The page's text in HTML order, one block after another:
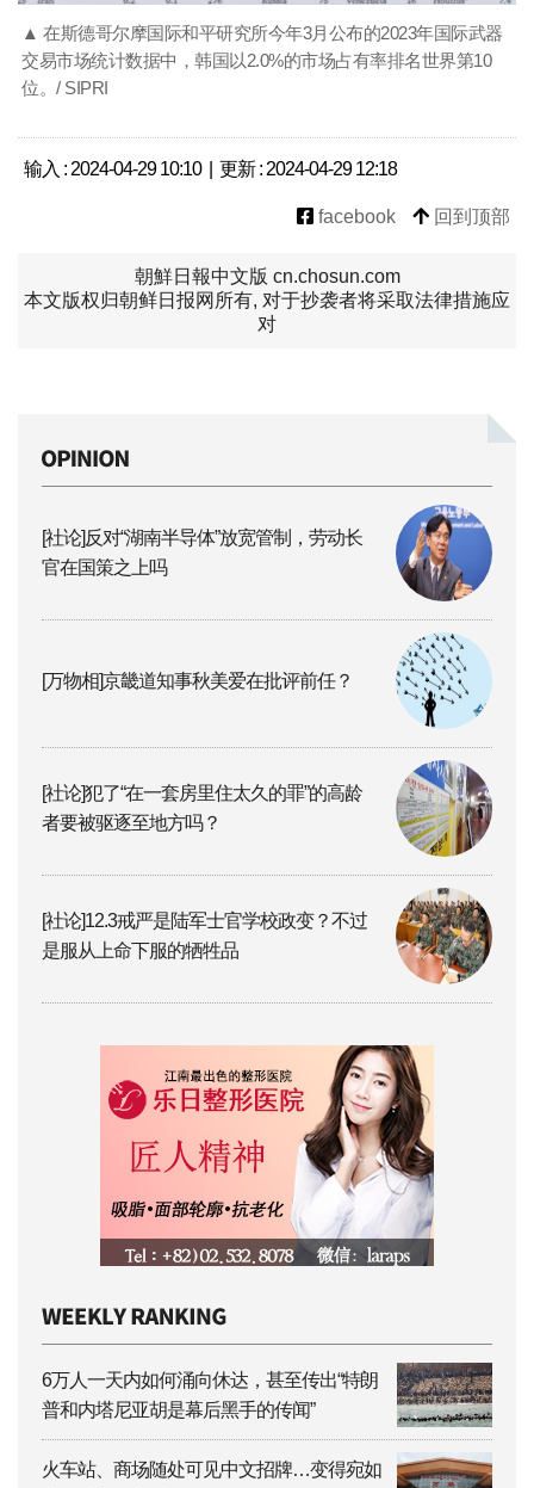
▲ 在斯德哥尔摩国际和平研究所今年3月公布的2023年国际武器
交易市场统计数据中，韩国以2.0%的市场占有率排名世界第10
位。/ SIPRI
输入 : 2024-04-29 10:10 | 更新 : 2024-04-29 12:18
facebook 回到顶部
朝鮮日報中文版 cn.chosun.com
本文版权归朝鲜日报网所有, 对于抄袭者将采取法律措施应
对
[社论]反对“湖南半导体”放宽管制，劳动长
官在国策之上吗
[万物相]京畿道知事秋美爱在批评前任？
[社论]犯了“在一套房里住太久的罪”的高龄
者要被驱逐至地方吗？
[社论]12.3戒严是陆军士官学校政变？不过
是服从上命下服的牺牲品
6万人一天内如何涌向休达，甚至传出“特朗
普和内塔尼亚胡是幕后黑手的传闻”
火车站、商场随处可见中文招牌…变得宛如